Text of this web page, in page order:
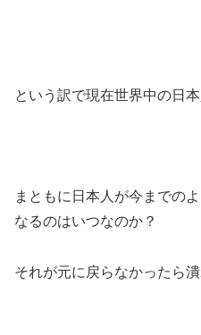
という訳で現在世界中の日
まともに日本人が今までの
なるのはいつなのか？
それが元に戻らなかったら